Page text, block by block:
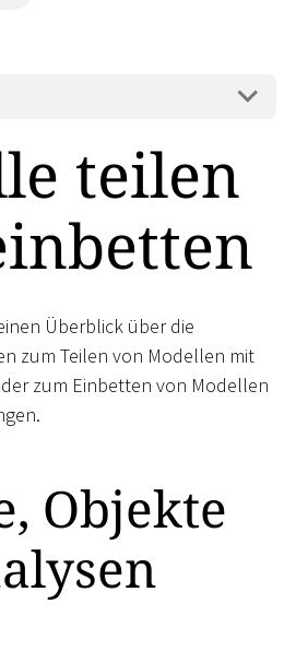
teilen
Überblick über die
zum Teilen von Modellen mit
zum Einbetten von Modellen
Objekte